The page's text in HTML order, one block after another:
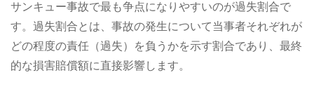
サンキュー事故で最も争点になりやすいのが過失割合で
す。過失割合とは、事故の発生について当事者それぞれが
どの程度の責任（過失）を負うかを示す割合であり、最終
的な損害賠償額に直接影響します。